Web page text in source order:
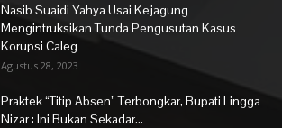
Nasib Suaidi Yahya Usai Kejagung
Mengintruksikan Tunda Pengusutan Kasus
Korupsi Caleg
Agustus 28, 2023
Praktek “Titip Absen” Terbongkar, Bupati Lingga
Nizar : Ini Bukan Sekadar...